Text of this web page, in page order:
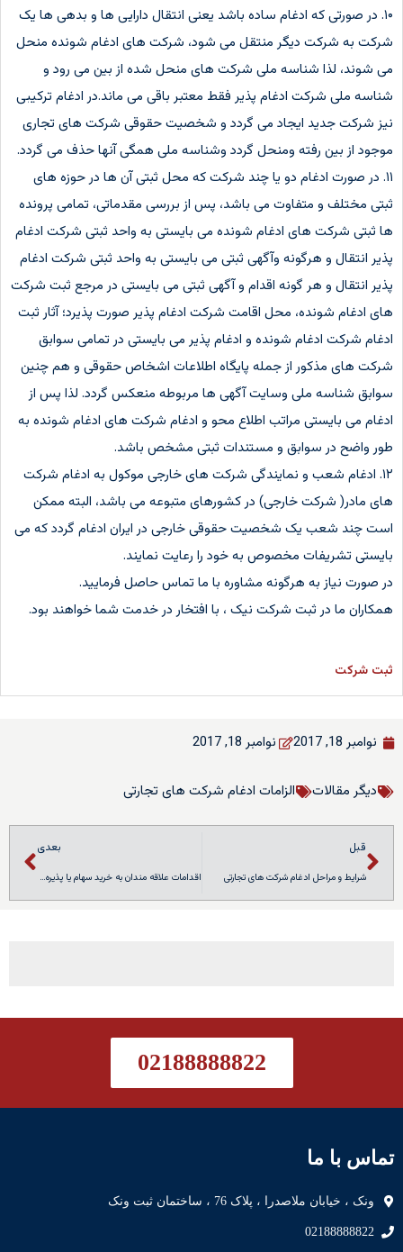
۱۰. در صورتی که ادغام ساده باشد یعنی انتقال دارایی ها و بدهی ها یک
شرکت به شرکت دیگر منتقل می شود، شرکت های ادغام شونده منحل
می شوند، لذا شناسه ملی شرکت های منحل شده از بین می رود و
شناسه ملی شرکت ادغام پذیر فقط معتبر باقی می ماند.در ادغام ترکیبی
نیز شرکت جدید ایجاد می گردد و شخصیت حقوقی شرکت های تجاری
موجود از بین رفته ومنحل گردد وشناسه ملی همگی آنها حذف می گردد.
۱۱. در صورت ادغام دو یا چند شرکت که محل ثبتی آن ها در حوزه های
ثبتی مختلف و متفاوت می باشد، پس از بررسی مقدماتی، تمامی پرونده
ها ثبتی شرکت های ادغام شونده می بایستی به واحد ثبتی شرکت ادغام
پذیر انتقال و هرگونه وآگهی ثبتی می بایستی به واحد ثبتی شرکت ادغام
پذیر انتقال و هر گونه اقدام و آگهی ثبتی می بایستی در مرجع ثبت شرکت
های ادغام شونده، محل اقامت شرکت ادغام پذیر صورت پذیرد؛ آثار ثبت
ادغام شرکت ادغام شونده و ادغام پذیر می بایستی در تمامی سوابق
شرکت های مذکور از جمله پایگاه اطلاعات اشخاص حقوقی و هم چنین
سوابق شناسه ملی وسایت آگهی ها مربوطه منعکس گردد. لذا پس از
ادغام می بایستی مراتب اطلاع محو و ادغام شرکت های ادغام شونده به
طور واضح در سوابق و مستندات ثبتی مشخص باشد‌.
۱۲. ادغام شعب و نمایندگی شرکت های خارجی موکول به ادغام شرکت
های مادر( شرکت خارجی) در کشورهای متبوعه می باشد، البته ممکن
است چند شعب یک شخصیت حقوقی خارجی در ایران ادغام گردد که می
بایستی تشریفات مخصوص به خود را رعایت نمایند.
در صورت نیاز به هرگونه مشاوره با ما تماس حاصل فرمایید.
همکاران ما در ثبت شرکت نیک ، با افتخار در خدمت شما خواهند بود.
ثبت شرکت
نوامبر 18, 2017 نوامبر 18, 2017
دیگر مقالات الزامات ادغام شرکت های تجارتی
قبل
شرایط و مراحل ادغام شرکت های تجارتی
بعدی
اقدامات علاقه مندان به خرید سهام یا پذیره نویسان در شرکت سهامی عام
02188888822
تماس با ما
ونک ، خیابان ملاصدرا ، پلاک 76 ، ساختمان ثبت ونک
02188888822